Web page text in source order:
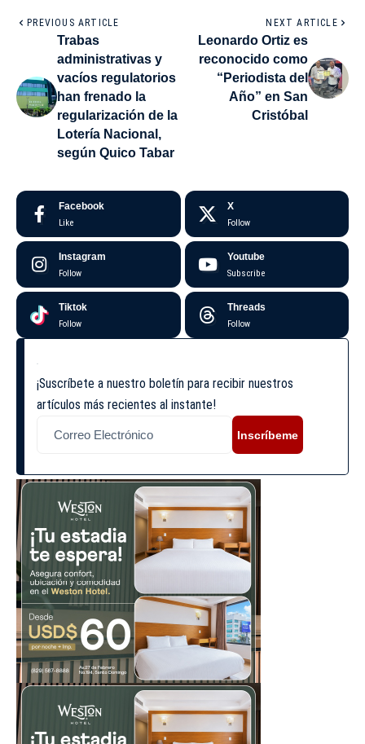
PREVIOUS ARTICLE
Trabas
administrativas y
vacíos regulatorios
han frenado la
regularización de la
Lotería Nacional,
según Quico Tabar
NEXT ARTICLE
Leonardo Ortiz es
reconocido como
“Periodista del
Año” en San
Cristóbal
Facebook
Like
X
Follow
Instagram
Follow
Youtube
Subscribe
Tiktok
Follow
Threads
Follow
¡Suscríbete a nuestro boletín para recibir nuestros
artículos más recientes al instante!
Inscríbeme